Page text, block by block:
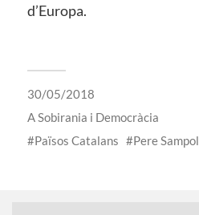
d’Europa.
30/05/2018
ASobirania i Democràcia
Països Catalans
Pere Sampol